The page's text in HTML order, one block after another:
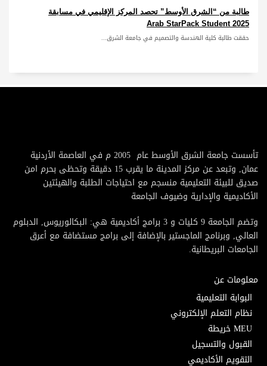
طالبة من “الشرق الأوسط” تحصد المركز الإقليمي في مسابقة
Arab StarPack Student 2025
حققت طالبة كلية الهندسة والتصميم في جامعة الشرق...
تأسست جامعة الشرق الأوسط عام 2005 م في العاصمة الأردنية
عمان, وتبعد عن مركز المدينة ما يقرب 15 دقيقة وتحظى بحرم امن
صديق للبيئة التعليمية منسجم مع احتياجات الطلبة والهيئتين
الأكاديمية والإدارية وضيوف الجامعة
وتضم الجامعة 9 كليات و 3 برامج أكاديمية هي: البكالوريوس, الدبلوم
العالي, وبرنامج الماجستير بالإضافة إلى برامج مستضافة مع أعرق
الجامعات البريطانية.
معلومات عن
البوابة التعليمية
نظام التعلم الإلكتروني
MEU خريطة
القبول والتسجيل
التقويم الأكاديمي